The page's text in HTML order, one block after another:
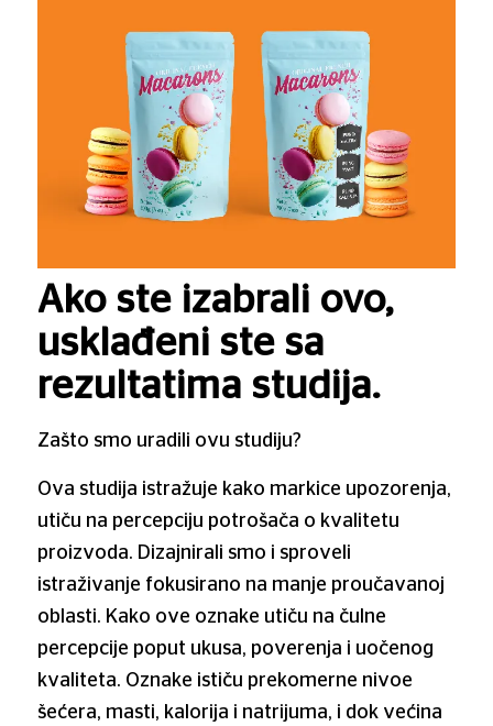
Ako ste izabrali ovo,
usklađeni ste sa
rezultatima studija.
Zašto smo uradili ovu studiju?
Ova studija istražuje kako markice upozorenja,
utiču na percepciju potrošača o kvalitetu
proizvoda. Dizajnirali smo i sproveli
istraživanje fokusirano na manje proučavanoj
oblasti. Kako ove oznake utiču na čulne
percepcije poput ukusa, poverenja i uočenog
kvaliteta. Oznake ističu prekomerne nivoe
šećera, masti, kalorija i natrijuma, i dok većina